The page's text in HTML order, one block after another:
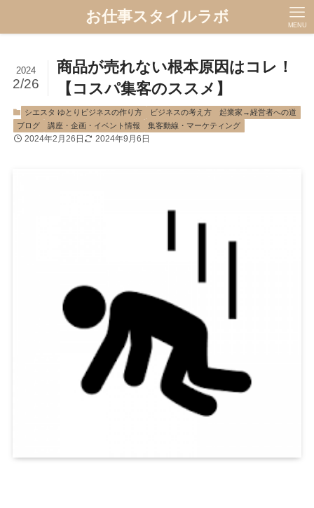
お仕事スタイルラボ MENU
商品が売れない根本原因はコレ！
【コスパ集客のススメ】
2024
2/26
シエスタ ゆとりビジネスの作り方
ビジネスの考え方 起業家→経営者への道
ブログ
講座・企画・イベント情報 集客動線・マーケティング
2024年2月26日 2024年9月6日